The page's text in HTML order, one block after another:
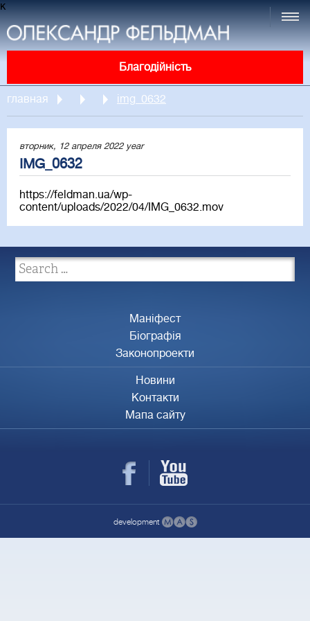
к
Благодійність
главная img_0632
вторник, 12 апреля 2022 year
IMG_0632
https://feldman.ua/wp-
content/uploads/2022/04/IMG_0632.mov
Маніфест
Біографія
Законопроекти
Новини
Контакти
Мапа сайту
development